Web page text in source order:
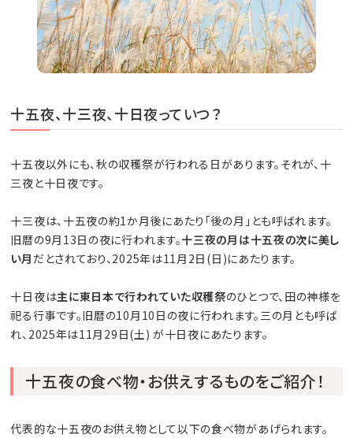
十五夜、十三夜、十日夜っていつ？
十五夜以外にも、秋の収穫祭が行われる日があります。それが、十
三夜と十日夜です。
十三夜は、十五夜の約1か月後にあたり「後の月」とも呼ばれます。
旧暦の9月13日の夜に行われます。十三夜の月は十五夜の次に美し
い月 だとされており、2025年は11月2日(日)にあたります。
十日夜は主に東日本で行われていた収穫祭のひとつで、田の神様を
祀る行事です。旧暦の10月10日の夜に行われます。三の月とも呼ば
れ、2025年は11月29日(土) が十日夜にあたります。
十五夜の食べ物・お供えするものをご紹介！
代表的な十五夜のお供え物として以下の食べ物があげられます。